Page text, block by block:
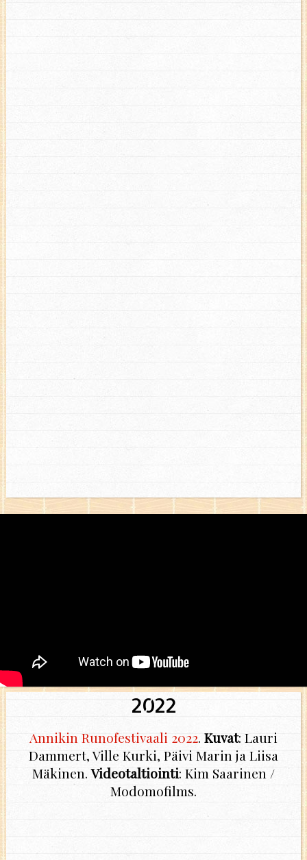
2022
Annikin Runofestivaali 2022. Kuvat: Lauri
Dammert, Ville Kurki, Päivi Marin ja Liisa
Mäkinen.Videotaltiointi: Kim Saarinen /
Modomofilms.